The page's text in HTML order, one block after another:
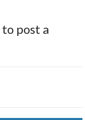
to post a